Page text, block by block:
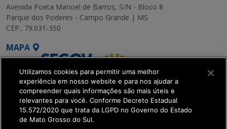
Avenida Poeta Manoel de Barros, S/N - Bloco 8
Parque dos Poderes - Campo Grande | MS
CEP.: 79.031-350
MAPA
SETDIG | Secretaria-
Executiva de
Utilizamos cookies para permitir uma melhor
experiência em nosso website e para nos ajudar a
compreender quais informações são mais úteis e
relevantes para você. Conforme Decreto Estadual
15.572/2020 que trata da LGPD no Governo do Estado
de Mato Grosso do Sul.